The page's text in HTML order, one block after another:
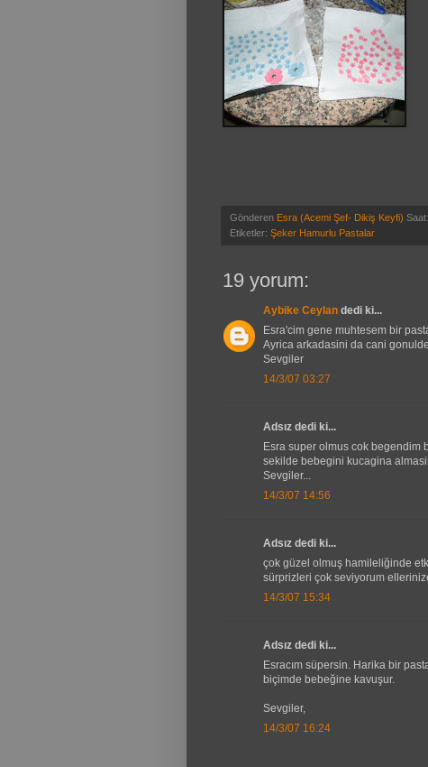
Gönderen Esra (Acemi Şef- Dikiş Keyfi) Saat:
Etiketler: Şeker Hamurlu Pastalar
19 yorum:
Aybike Ceylan dedi ki...
Esra'cim gene muhtesem bir
Ayrica arkadasini da cani
Sevgiler
14/3/07 03:27
Adsız dedi ki...
Esra super olmus cok begendim
sekilde bebegini kucagina
Sevgiler...
14/3/07 14:56
Adsız dedi ki...
çok güzel olmuş hamileliğinde
sürprizleri çok seviyorum
14/3/07 15:34
Adsız dedi ki...
Esracım süpersin. Harika bir
biçimde bebeğine kavuşur.
Sevgiler,
14/3/07 16:24